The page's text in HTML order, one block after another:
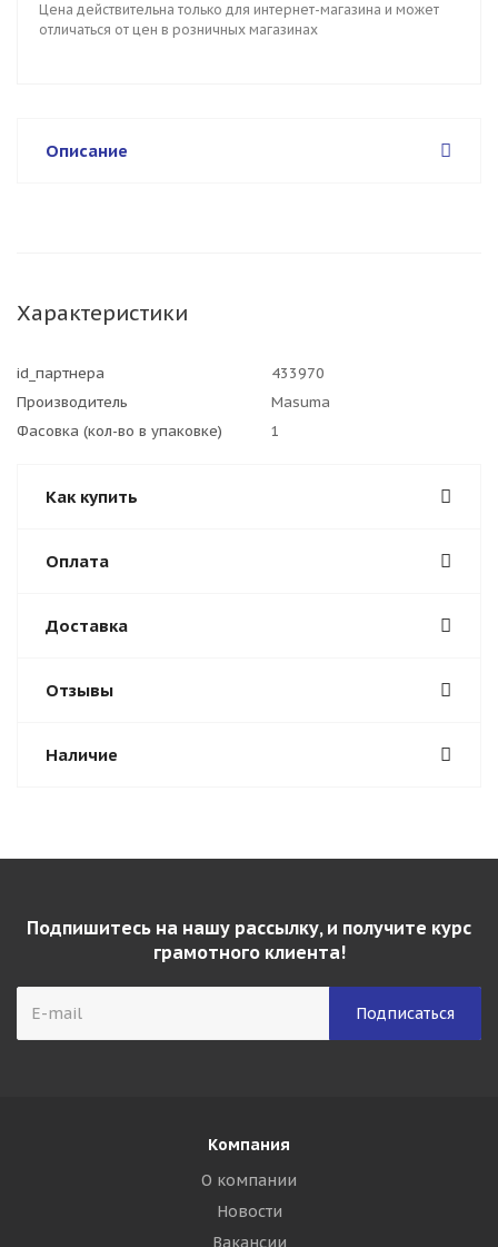
Цена действительна только для интернет-магазина и может
отличаться от цен в розничных магазинах
Описание
Характеристики
id_партнера
433970
Производитель
Masuma
Фасовка (кол-во в упаковке)
1
Как купить
Оплата
Доставка
Отзывы
Наличие
Подпишитесь на нашу рассылку, и получите курс
грамотного клиента!
Компания
О компании
Новости
Вакансии